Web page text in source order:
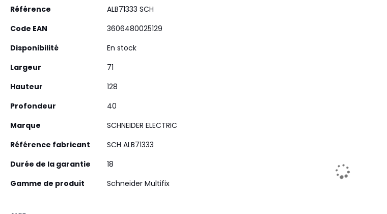
Plus
Référence
ALB71333 SCH
Code EAN
3606480025129
Disponibilité
En stock
Largeur
71
Hauteur
128
Profondeur
40
Marque
SCHNEIDER ELECTRIC
Référence fabricant
SCH ALB71333
Durée de la garantie
18
Gamme de produit
Schneider Multifix